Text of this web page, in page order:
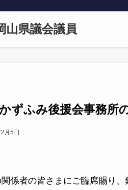
山県議会議員
ずふみ後援会事務所
月5日
係者の皆さまにご臨席賜り